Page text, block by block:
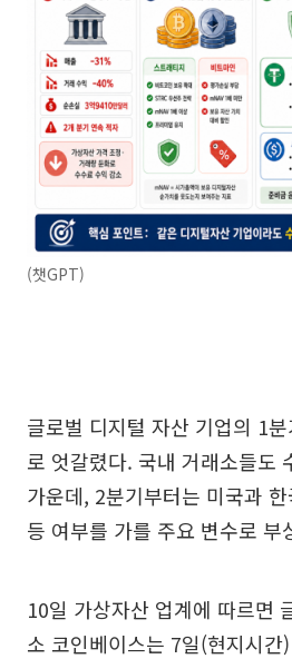
(챗GPT)
글로벌 디지털 자산 기업의 1
로 엇갈렸다. 국내 거래소들도
가운데, 2분기부터는 미국과
등 여부를 가를 주요 변수로 부
10일 가상자산 업계에 따르면
소 코인베이스는 7일(현지시